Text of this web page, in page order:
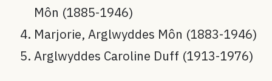
Môn (1885-1946)
Marjorie, Arglwyddes Môn (1883-1946)
Arglwyddes Caroline Duff (1913-1976)